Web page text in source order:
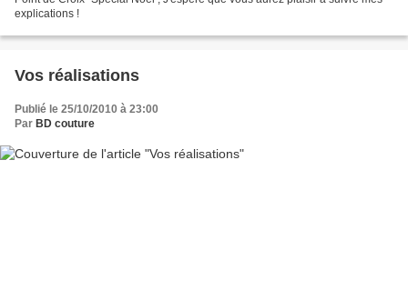
explications !
Vos réalisations
Publié le 25/10/2010 à 23:00
Par BD couture